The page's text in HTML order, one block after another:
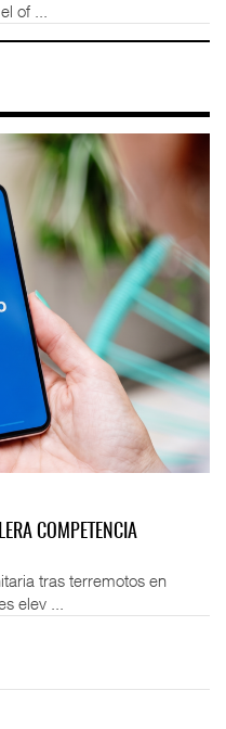
of ...
COMPETENCIA
tras terremotos en
elev ...